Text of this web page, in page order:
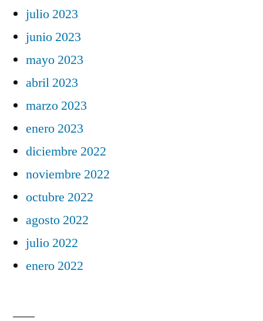
julio 2023
junio 2023
mayo 2023
abril 2023
marzo 2023
enero 2023
diciembre 2022
noviembre 2022
octubre 2022
agosto 2022
julio 2022
enero 2022